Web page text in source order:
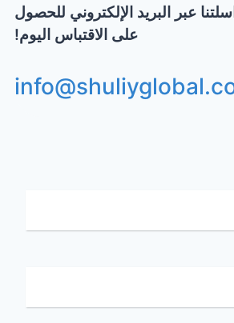
عبر البريد الإلكتروني للحصول
على الاقتباس اليوم!